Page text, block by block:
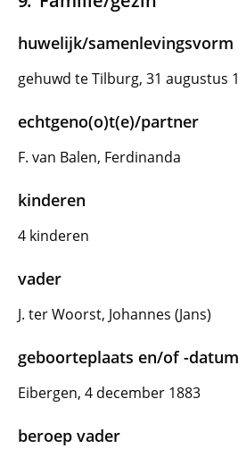
huwelijk/samenlevingsvorm
gehuwd te Tilburg, 31 augustus
echtgeno(o)t(e)/partner
F. van Balen, Ferdinanda
kinderen
4 kinderen
vader
J. ter Woorst, Johannes (Jans)
geboorteplaats en/of -datum
Eibergen, 4 december 1883
beroep vader